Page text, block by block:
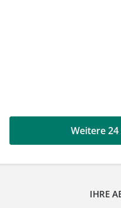
Weitere
IHRE